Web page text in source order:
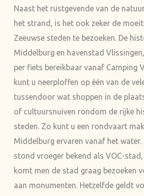
Naast het rustgevende van de
het strand, is het ook zeker de
Zeeuwse steden te bezoeken. De
Middelburg en havenstad
per fiets bereikbaar vanaf Camping
kunt u neerploffen op één van de
tussendoor wat shoppen in de
of cultuursnuiven rondom de rijke
steden. Zo kunt u een rondvaart
Middelburg ervaren vanaf het
stond vroeger bekend als VOC-
komt men de stad graag bezoeken
aan monumenten. Hetzelfde geldt